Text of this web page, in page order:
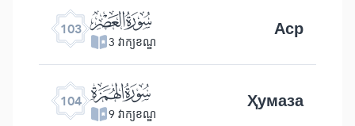
103 ﰔ
3 វាក្យខណ្ឌ Аср
104 ﰕ
9 វាក្យខណ្ឌ Ҳумаза